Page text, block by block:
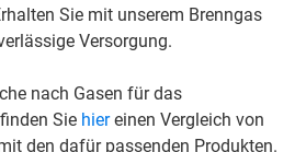
Sie mit unserem Brenngas
Versorgung.
nach Gasen für das
Sie hiereinen Vergleich von
den dafür passenden Produkten.